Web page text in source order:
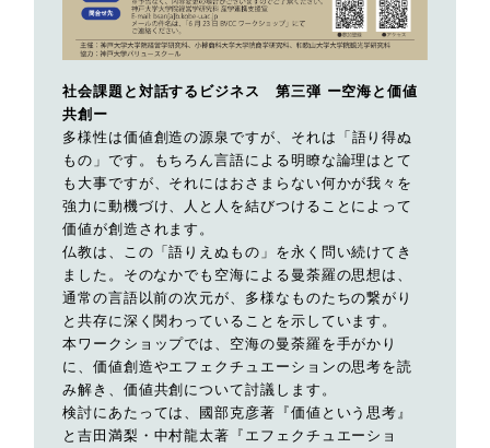
社会課題と対話するビジネス 第三弾 ー空海と価値
共創ー
多様性は価値創造の源泉ですが、それは「語り得ぬ
もの」です。もちろん言語による明瞭な論理はとて
も大事ですが、それにはおさまらない何かが我々を
強力に動機づけ、人と人を結びつけることによって
価値が創造されます。
仏教は、この「語りえぬもの」を永く問い続けてき
ました。そのなかでも空海による曼荼羅の思想は、
通常の言語以前の次元が、多様なものたちの繋がり
と共存に深く関わっていることを示しています。
本ワークショップでは、空海の曼荼羅を手がかり
に、価値創造やエフェクチュエーションの思考を読
み解き、価値共創について討議します。
検討にあたっては、國部克彦著『価値という思考』
と吉田満梨・中村龍太著『エフェクチュエーショ